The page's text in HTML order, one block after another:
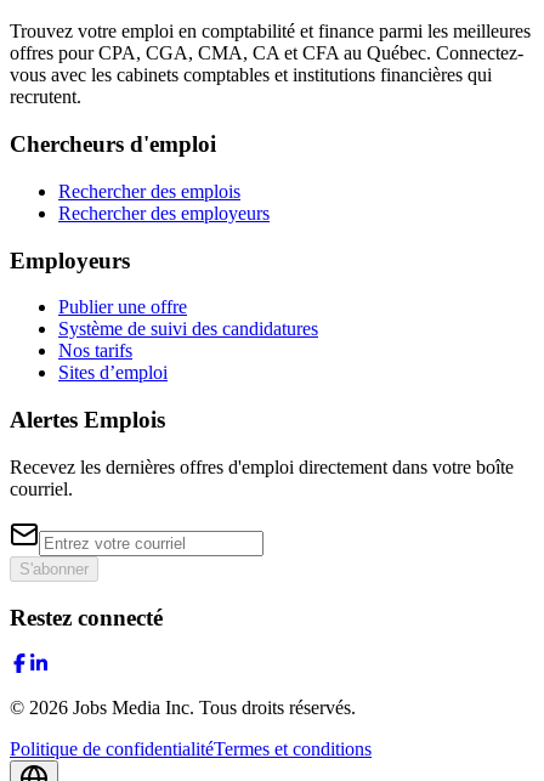
Trouvez votre emploi en comptabilité et finance parmi les meilleures
offres pour CPA, CGA, CMA, CA et CFA au Québec. Connectez-
vous avec les cabinets comptables et institutions financières qui
recrutent.
Chercheurs d'emploi
Rechercher des emplois
Rechercher des employeurs
Employeurs
Publier une offre
Système de suivi des candidatures
Nos tarifs
Sites d’emploi
Alertes Emplois
Recevez les dernières offres d'emploi directement dans votre boîte
courriel.
S'abonner
Restez connecté
© 2026 Jobs Media Inc. Tous droits réservés.
Politique de confidentialitéTermes et conditions